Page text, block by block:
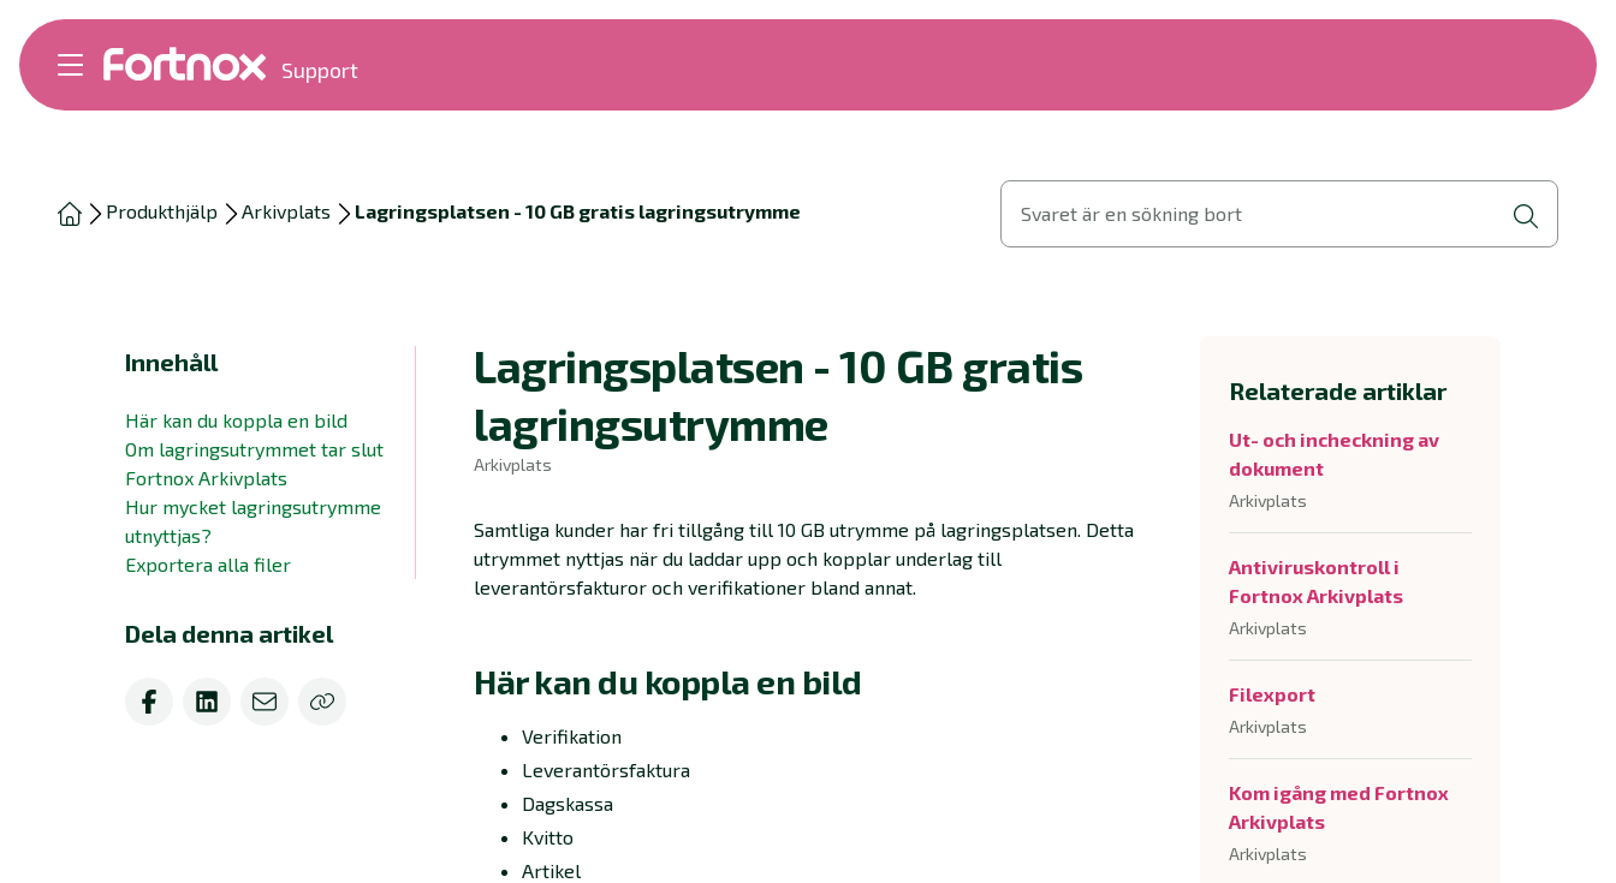
Support
Bokföring
Byt till Fortnox
Support Play
Ordlista
Produkthjälp Arkivplats Lagringsplatsen - 10 GB gratis lagringsutrymme Svaret är en sökning bort
Innehåll
Här kan du koppla en bild
Om lagringsutrymmet tar slut
Fortnox Arkivplats
Hur mycket lagringsutrymme
utnyttjas?
Exportera alla filer
Dela denna artikel
Lagringsplatsen - 10 GB gratis
lagringsutrymme
Arkivplats
Samtliga kunder har fri tillgång till 10 GB utrymme på lagringsplatsen. Detta
utrymmet nyttjas när du laddar upp och kopplar underlag till
leverantörsfakturor och verifikationer bland annat.
Här kan du koppla en bild
Verifikation
Leverantörsfaktura
Dagskassa
Kvitto
Artikel
Relaterade artiklar
Ut- och incheckning av
dokument
Arkivplats
Antiviruskontroll i
Fortnox Arkivplats
Arkivplats
Filexport
Arkivplats
Kom igång med Fortnox
Arkivplats
Arkivplats